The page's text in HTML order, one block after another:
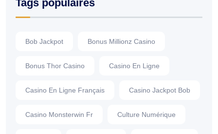
Tags populaires
Bob Jackpot Bonus Millionz Casino
Bonus Thor Casino Casino En Ligne
Casino En Ligne Français Casino Jackpot Bob
Casino Monsterwin Fr Culture Numérique